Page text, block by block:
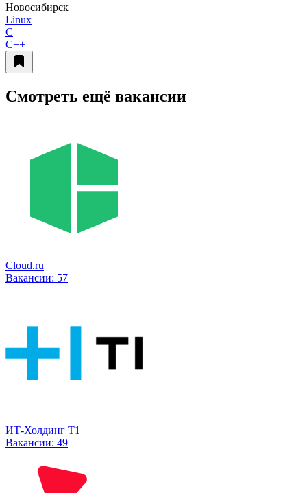
Новосибирск
Linux
C
C++
Смотреть ещё вакансии
Cloud.ru
Вакансии: 57
ИТ-Холдинг Т1
Вакансии: 49